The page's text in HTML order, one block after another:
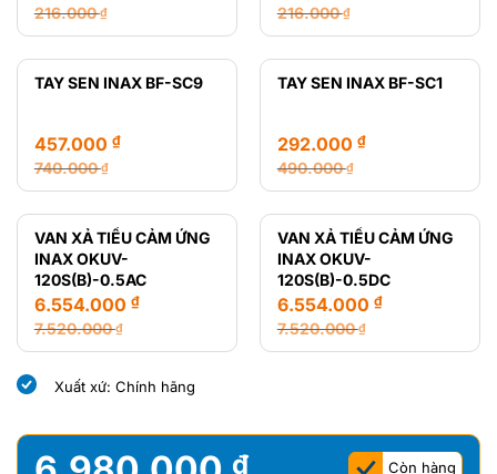
216.000₫
Giá
gốc
là:
Giá
hiện
tại
216.000₫
Giá
gốc
là:
Giá
hiện
tại
TAY SEN INAX BF-SC9
740.000₫
Giá
gốc
là:
740.000 ₫.
457.000 ₫
Giá
hiện
tại
là:
457.000 ₫.
TAY SEN INAX BF-SC1
490.000₫
Giá
gốc
là:
490.000 ₫.
292.000 ₫
Giá
hiện
tại
là:
292.000 ₫.
VAN XẢ TIỂU CẢM ỨNG
INAX OKUV-
120S(B)-0.5AC
7.520.000₫
Giá
gốc
là:
6.554.000 ₫
Giá
hiện
tại
6.554.000 ₫.
VAN XẢ TIỂU CẢM ỨNG
INAX OKUV-
120S(B)-0.5DC
7.520.000₫
Giá
6.554.000 ₫
Giá
6.554.000 ₫.
Xuất xứ: Chính hãng
₫
Còn hàng